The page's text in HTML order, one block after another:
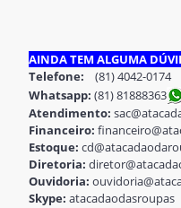
AINDA TEM ALGUMA
Telefone: (81) 4042-0174
Whatsapp: (81) 81888363
Atendimento:
Financeiro:
Estoque:
Diretoria:
Ouvidoria:
Skype: atacadaodasroupas